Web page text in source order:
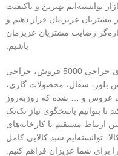
توانسته‌ایم بهترین و باکیفیت
مشتریان عزیزمان قرار دهیم و
رضایت مشتریان عزیزمان
باشیم.
فروش محصولات گوناگون در دسته‌های حراجی 5000 فروش، حراجی
بلور، سفال، محصولات گازی،
و … شده که روزبه‌روز
تا بتوانیم پاسخگوی نیاز تک‌تک
ارتباط مستقیم با کارخانه‌های
توانسته‌ایم سبد کالایی کامل
برای شما عزیزان فراهم کنیم.